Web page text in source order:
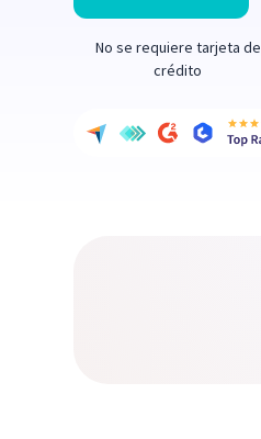
No se requiere tarjeta de
crédito